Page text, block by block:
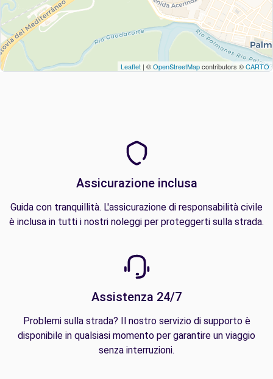
Leaflet | ©OpenStreetMapcontributors ©CARTO
Assicurazione inclusa
Guida con tranquillità. L'assicurazione di responsabilità civile
è inclusa in tutti i nostri noleggi per proteggerti sulla strada.
Assistenza 24/7
Problemi sulla strada? Il nostro servizio di supporto è
disponibile in qualsiasi momento per garantire un viaggio
senza interruzioni.